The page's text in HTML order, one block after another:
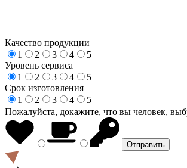
Качество продукции
1
2 3 4
5
Уровень сервиса
1
2 3 4
5
Срок изготовления
1
2 3 4
5
Пожалуйста, докажите, что вы человек,